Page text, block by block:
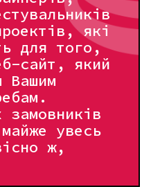
які
для того,
сайт, який
Вашим
замовників
увесь
ж,